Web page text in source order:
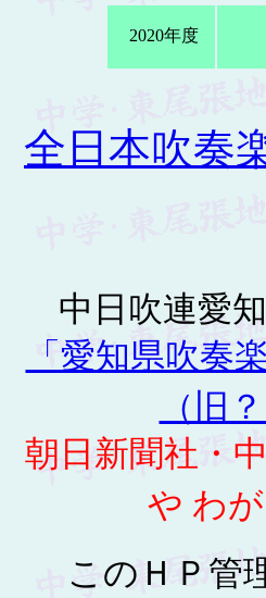
2020年度
全日本吹奏
中日吹連愛
「愛知県吹奏
（旧
朝日新聞社・
や わ
このＨＰ